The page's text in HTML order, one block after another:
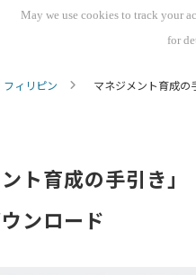
ィリピン マネジメント育成
ト育成の手引き」
ンロード
May we use cookies to track your
for